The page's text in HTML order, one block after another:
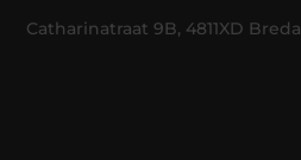
Catharinatraat 9B, 4811XD Breda